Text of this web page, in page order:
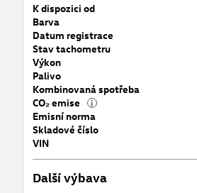
K dispozici od
Barva
Datum registrace
Stav tachometru
Výkon
Palivo
Kombinovaná spotřeba
CO₂ emise i
Emisní norma
Skladové číslo
VIN
Další výbava